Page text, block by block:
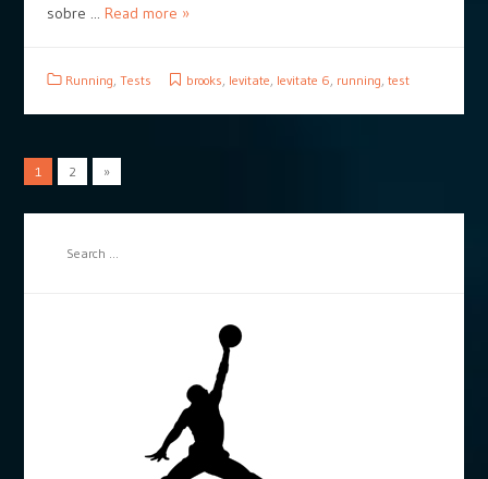
sobre ... Read more »
Running, Tests brooks, levitate, levitate 6, running, test
1 2 »